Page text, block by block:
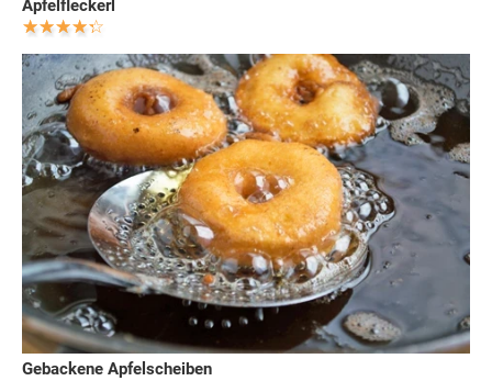
Apfelfleckerl
Gebackene Apfelscheiben